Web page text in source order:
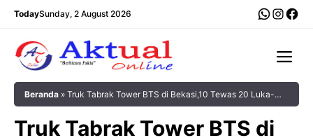
Langsung
TodaySunday, 2 August 2026
Beranda » Truk Tabrak Tower BTS di Bekasi,10 Tewas 20 Luka-
Truk Tabrak Tower BTS di